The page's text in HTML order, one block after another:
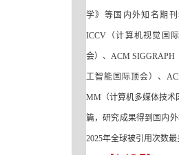
学》等国内外知名期
ICCV （计算机视觉国
会）、 ACM SIGGRAPH
工智能国际顶会）、
MM （计算机多媒体技
篇 ，研究成果得到国内
2025年全球被引用次数最